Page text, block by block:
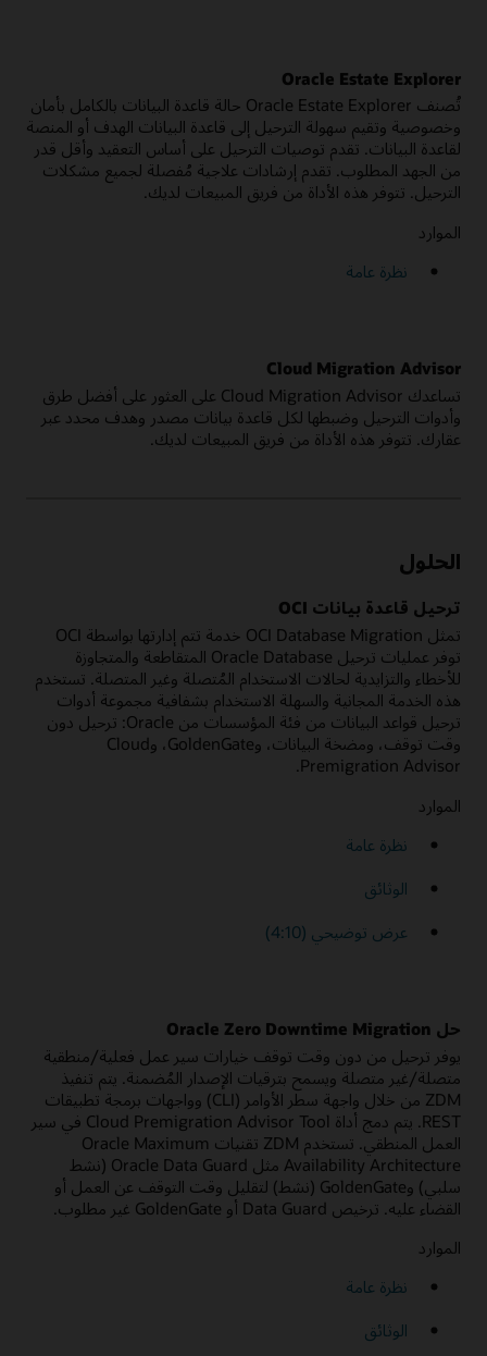
Oracle Estate Explorer
تُصنف Oracle Estate Explorer حالة قاعدة البيانات بالكامل بأمان
وخصوصية وتقيم سهولة الترحيل إلى قاعدة البيانات الهدف أو المنصة
لقاعدة البيانات. تقدم توصيات الترحيل على أساس التعقيد وأقل قدر
من الجهد المطلوب. تقدم إرشادات علاجية مُفصلة لجميع مشكلات
الترحيل. تتوفر هذه الأداة من فريق المبيعات لديك.
الموارد
نظرة عامة
Cloud Migration Advisor
تساعدك Cloud Migration Advisor على العثور على أفضل طرق
وأدوات الترحيل وضبطها لكل قاعدة بيانات مصدر وهدف محدد عبر
عقارك. تتوفر هذه الأداة من فريق المبيعات لديك.
الحلول
ترحيل قاعدة بيانات OCI
تمثل OCI Database Migration خدمة تتم إدارتها بواسطة OCI
توفر عمليات ترحيل Oracle Database المتقاطعة والمتجاوزة
للأخطاء والتزايدية لحالات الاستخدام المُتصلة وغير المتصلة. تستخدم
هذه الخدمة المجانية والسهلة الاستخدام بشفافية مجموعة أدوات
ترحيل قواعد البيانات من فئة المؤسسات من Oracle: ترحيل دون
وقت توقف، ومضخة البيانات، وGoldenGate، وCloud
Premigration Advisor.
الموارد
نظرة عامة
الوثائق
عرض توضيحي (4:10)
حل Oracle Zero Downtime Migration
يوفر ترحيل من دون وقت توقف خيارات سير عمل فعلية/منطقية
متصلة/غير متصلة ويسمح بترقيات الإصدار المُضمنة. يتم تنفيذ
ZDM من خلال واجهة سطر الأوامر (CLI) وواجهات برمجة تطبيقات
REST. يتم دمج أداة Cloud Premigration Advisor Tool في سير
العمل المنطقي. تستخدم ZDM تقنيات Oracle Maximum
Availability Architecture مثل Oracle Data Guard (نشط
سلبي) وGoldenGate (نشط) لتقليل وقت التوقف عن العمل أو
القضاء عليه. ترخيص Data Guard أو GoldenGate غير مطلوب.
الموارد
نظرة عامة
الوثائق